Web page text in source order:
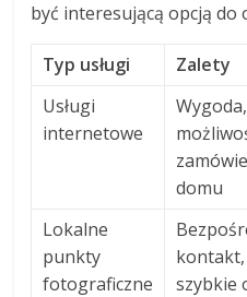
być interesującą opcją do
Typ usługi Zalety
Usługi
internetowe
Wygoda,
domu
Lokalne
punkty
fotograficzne
kontakt,
szybkie